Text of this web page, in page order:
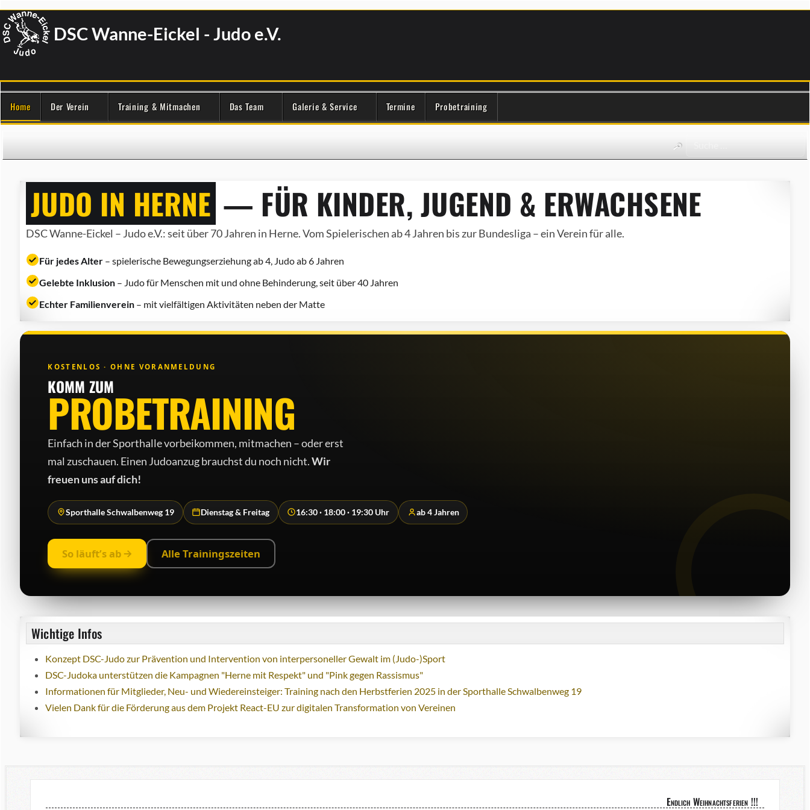
DSC Wanne-Eickel - Judo e.V.
Home Der Verein Training & Mitmachen Das Team Galerie & Service Termine Probetraining
JUDO IN HERNE — FÜR KINDER, JUGEND & ERWACHSENE
DSC Wanne-Eickel – Judo e.V.: seit über 70 Jahren in Herne. Vom Spielerischen ab 4 Jahren bis zur Bundesliga – ein Verein für alle.
Für jedes Alter – spielerische Bewegungserziehung ab 4, Judo ab 6 Jahren
Gelebte Inklusion – Judo für Menschen mit und ohne Behinderung, seit über 40 Jahren
Echter Familienverein – mit vielfältigen Aktivitäten neben der Matte
KOSTENLOS · OHNE VORANMELDUNG
KOMM ZUM
PROBETRAINING
Einfach in der Sporthalle vorbeikommen, mitmachen – oder erst
mal zuschauen. Einen Judo­anzug brauchst du noch nicht.Wir
freuen uns auf dich!
Sporthalle Schwalbenweg 19 Dienstag & Freitag 16:30 · 18:00 · 19:30 Uhr ab 4 Jahren
So läuft’s ab Alle Trainingszeiten
Wichtige Infos
Konzept DSC-Judo zur Prävention und Intervention von interpersoneller Gewalt im (Judo-)Sport
DSC-Judoka unterstützen die Kampagnen "Herne mit Respekt" und "Pink gegen Rassismus"
Informationen für Mitglieder, Neu- und Wiedereinsteiger: Training nach den Herbstferien 2025 in der Sporthalle Schwalbenweg 19
Vielen Dank für die Förderung aus dem Projekt React-EU zur digitalen Transformation von Vereinen
Endlich Weihnachtsferien !!!